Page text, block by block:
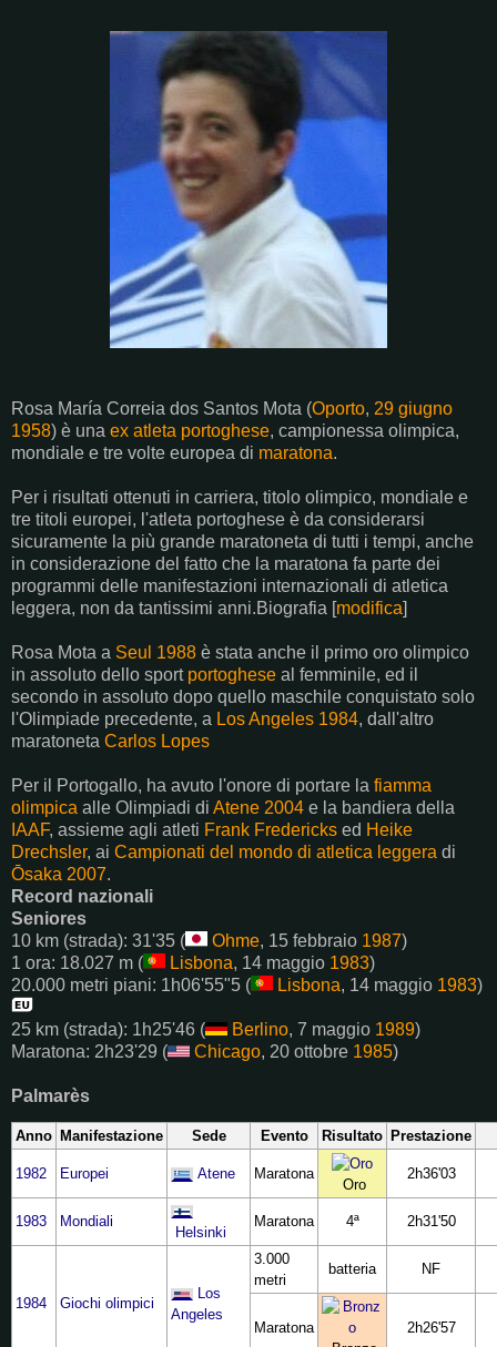
Rosa María Correia dos Santos Mota (Oporto, 29 giugno
1958) è una ex atleta portoghese, campionessa olimpica,
mondiale e tre volte europea di maratona.
Per i risultati ottenuti in carriera, titolo olimpico, mondiale e
tre titoli europei, l'atleta portoghese è da considerarsi
sicuramente la più grande maratoneta di tutti i tempi, anche
in considerazione del fatto che la maratona fa parte dei
programmi delle manifestazioni internazionali di atletica
leggera, non da tantissimi anni.Biografia [modifica]
Rosa Mota a Seul 1988 è stata anche il primo oro olimpico
in assoluto dello sport portoghese al femminile, ed il
secondo in assoluto dopo quello maschile conquistato solo
l'Olimpiade precedente, a Los Angeles 1984, dall'altro
maratoneta Carlos Lopes
Per il Portogallo, ha avuto l'onore di portare la fiamma
olimpica alle Olimpiadi di Atene 2004 e la bandiera della
IAAF, assieme agli atleti Frank Fredericks ed Heike
Drechsler, ai Campionati del mondo di atletica leggera di
Ōsaka 2007.
Record nazionali
Seniores
10 km (strada): 31'35 (
Ohme, 15 febbraio 1987)
1 ora: 18.027 m (
Lisbona, 14 maggio 1983)
20.000 metri piani: 1h06'55"5 (
Lisbona, 14 maggio 1983)
25 km (strada): 1h25'46 ( Berlino, 7 maggio 1989)
Maratona: 2h23'29 (
Chicago, 20 ottobre 1985)
Palmarès
Anno Manifestazione Sede Evento Risultato Prestazione
1982 Europei Atene Maratona
Oro
2h36'03
1983 Mondiali
Helsinki
Maratona 4ª 2h31'50
1984 Giochi olimpici
Los
Angeles
3.000
metri
batteria NF
Maratona
2h26'57